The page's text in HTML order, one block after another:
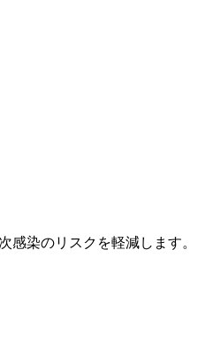
染のリスクを軽減します。